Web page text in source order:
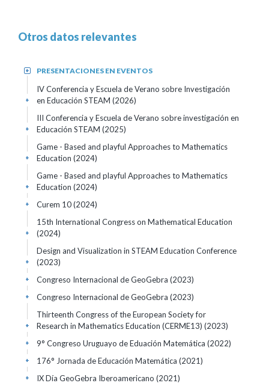
Otros datos relevantes
PRESENTACIONES EN EVENTOS
+
IV Conferencia y Escuela de Verano sobre Investigación
en Educación STEAM (2026)
+
III Conferencia y Escuela de Verano sobre investigación en
Educación STEAM (2025)
+
Game - Based and playful Approaches to Mathematics
Education (2024)
+
Game - Based and playful Approaches to Mathematics
Education (2024)
+
Curem 10(2024)
+
15th International Congress on Mathematical Education
(2024)
+
Design and Visualization in STEAM Education Conference
(2023)
+
Congreso Internacional de GeoGebra (2023)
+
Congreso Internacional de GeoGebra (2023)
+
Thirteenth Congress of the European Society for
Research in Mathematics Education (CERME13) (2023)
+
9° Congreso Uruguayo de Eduación Matemática (2022)
+
176° Jornada de Educación Matemática (2021)
+
IX Día GeoGebra Iberoamericano (2021)
+